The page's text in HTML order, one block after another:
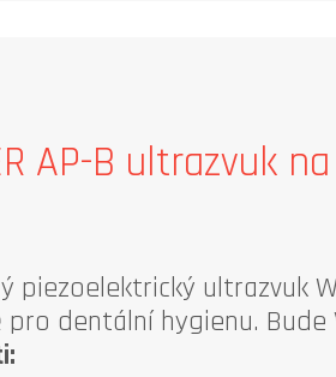
AP-B ultrazvuk
piezoelektrický ultrazvuk
dentální hygienu.